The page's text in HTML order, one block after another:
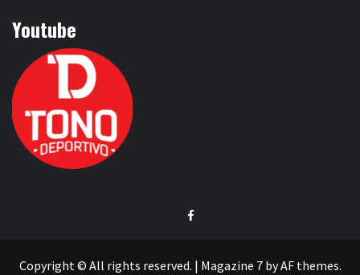
Youtube
Facebook
Copyright © All rights reserved. | Magazine 7by AF themes.